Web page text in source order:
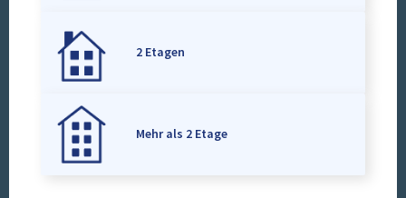
2 Etagen
Mehr als 2 Etage